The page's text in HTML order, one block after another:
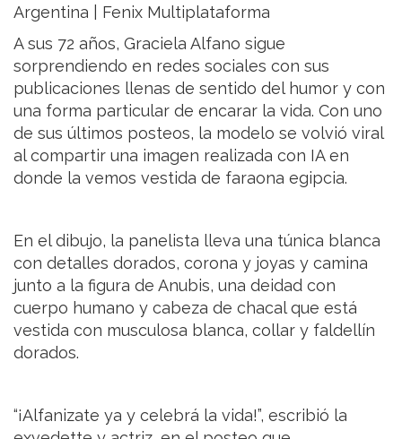
Argentina | Fenix Multiplataforma
A sus 72 años, Graciela Alfano sigue
sorprendiendo en redes sociales con sus
publicaciones llenas de sentido del humor y con
una forma particular de encarar la vida. Con uno
de sus últimos posteos, la modelo se volvió viral
al compartir una imagen realizada con IA en
donde la vemos vestida de faraona egipcia.
En el dibujo, la panelista lleva una túnica blanca
con detalles dorados, corona y joyas y camina
junto a la figura de Anubis, una deidad con
cuerpo humano y cabeza de chacal que está
vestida con musculosa blanca, collar y faldellín
dorados.
“¡Alfanizate ya y celebrá la vida!”, escribió la